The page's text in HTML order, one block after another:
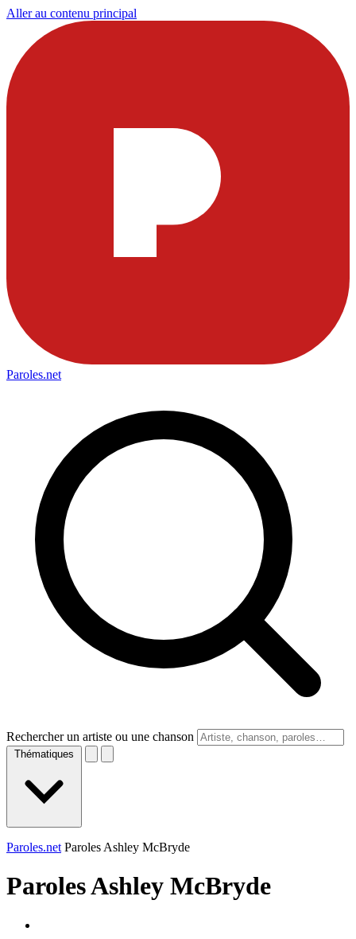
Aller au contenu principal
Paroles.net
Rechercher un artiste ou une chanson
Thématiques
Paroles.net Paroles Ashley McBryde
ParolesAshley McBryde